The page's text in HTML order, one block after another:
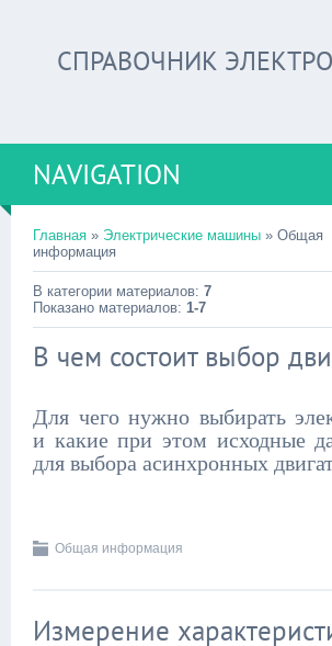
СПРАВОЧНИК
NAVIGATION
Главная » Электрические машины » Общая
информация
В категории материалов: 7
Показано материалов: 1-7
В чем состоит выбор
Для чего нужно выбирать
и какие при этом исходные
для выбора асинхронных
Общая информация
Измерение